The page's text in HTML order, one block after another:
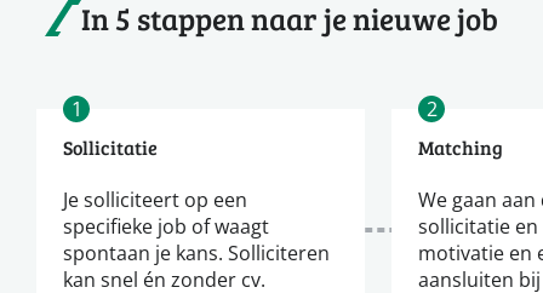
In 5 stappen naar je nieuwe job
1
Sollicitatie
Je solliciteert op een
specifieke job of waagt
spontaan je kans. Solliciteren
kan snel én zonder cv.
2
Matching
We gaan
sollicitatie
motivatie en
aansluiten